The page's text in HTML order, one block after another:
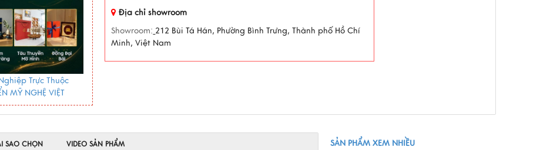
Trực Thuộc
MỸ NGHỆ VIỆT
Địa chỉ showroom
Showroom: 212 Bùi Tá Hán, Phường Bình Trưng, Thành phố Hồ Chí
Minh, Việt Nam
SAO CHỌN VIDEO SẢN PHẨM SẢN PHẨM XEM NHIỀU